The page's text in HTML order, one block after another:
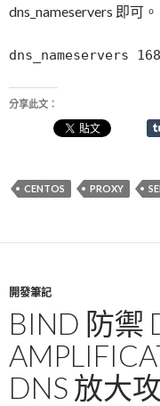
dns_nameservers 即可。
dns_nameservers
分享此文：
CENTOS PROXY
開發筆記
BIND 防禦
DNS 放大